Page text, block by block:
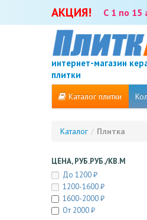
АКЦИЯ! С 1 по 15
интернет-магазин
плитки
Каталог плитки
Каталог / Плитка
ЦЕНА, РУБ.РУБ./КВ.М
До 1200 ₽
1200-1600 ₽
1600-2000 ₽
От 2000 ₽